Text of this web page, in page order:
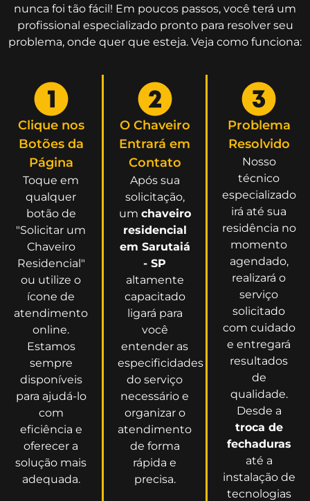
nunca foi tão fácil! Em poucos passos, você terá um
profissional especializado pronto para resolver seu
problema, onde quer que esteja. Veja como funciona:
Clique nos
Botões da
Página
Toque em
qualquer
botão de
"Solicitar um
Chaveiro
Residencial"
ou utilize o
ícone de
atendimento
online.
Estamos
sempre
disponíveis
para ajudá-lo
com
eficiência e
oferecer a
solução mais
adequada.
O Chaveiro
Entrará em
Contato
Após sua
solicitação,
um chaveiro
residencial
em Sarutaiá
- SP
altamente
capacitado
ligará para
você
entender as
especificidades
do serviço
necessário e
organizar o
atendimento
de forma
rápida e
precisa.
Problema
Resolvido
Nosso
técnico
especializado
irá até sua
residência no
momento
agendado,
realizará o
serviço
solicitado
com cuidado
e entregará
resultados
de
qualidade.
Desde a
troca de
fechaduras
até a
instalação de
tecnologias